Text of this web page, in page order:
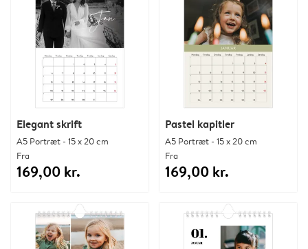
Elegant skrift
A5 Portræt - 15 x 20 cm
Fra
169,00 kr.
Pastel kapitler
A5 Portræt - 15 x 20 cm
Fra
169,00 kr.